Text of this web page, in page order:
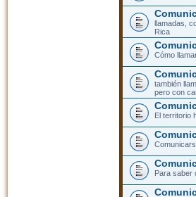
llamadas,
Rica
Cómo
también
pero con
El territorio
Para saber